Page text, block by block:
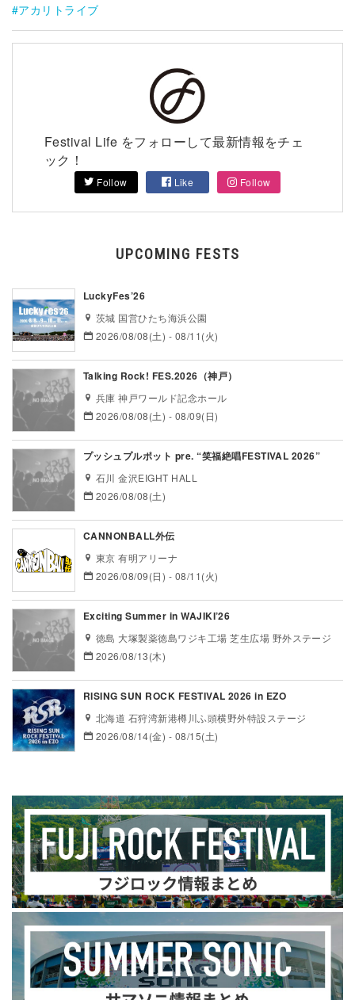
アカリトライブ
Festival Life をフォローして最新情報をチェ
ック！
Follow Like Follow
UPCOMING FESTS
LuckyFes’26
茨城 国営ひたち海浜公園
2026/08/08(土) - 08/11(火)
Talking Rock! FES.2026（神戸）
兵庫 神戸ワールド記念ホール
2026/08/08(土) - 08/09(日)
プッシュプルポット pre. “笑福絶唱FESTIVAL 2026”
石川 金沢EIGHT HALL
2026/08/08(土)
CANNONBALL外伝
東京 有明アリーナ
2026/08/09(日) - 08/11(火)
Exciting Summer in WAJIKI’26
徳島 大塚製薬徳島ワジキ工場 芝生広場 野外ステージ
2026/08/13(木)
RISING SUN ROCK FESTIVAL 2026 in EZO
北海道 石狩湾新港樽川ふ頭横野外特設ステージ
2026/08/14(金) - 08/15(土)